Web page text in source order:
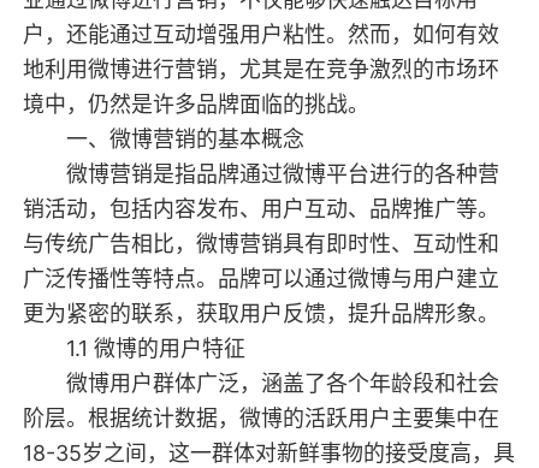
户，还能通过互动增强用户粘性。然而，如何有效
地利用微博进行营销，尤其是在竞争激烈的市场环
境中，仍然是许多品牌面临的挑战。
一、微博营销的基本概念
微博营销是指品牌通过微博平台进行的各种营
销活动，包括内容发布、用户互动、品牌推广等。
与传统广告相比，微博营销具有即时性、互动性和
广泛传播性等特点。品牌可以通过微博与用户建立
更为紧密的联系，获取用户反馈，提升品牌形象。
1.1 微博的用户特征
微博用户群体广泛，涵盖了各个年龄段和社会
阶层。根据统计数据，微博的活跃用户主要集中在
18-35岁之间，这一群体对新鲜事物的接受度高，具